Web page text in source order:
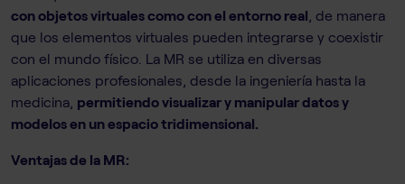
con objetos virtuales como con el entorno real , de manera
que los elementos virtuales pueden integrarse y coexistir
con el mundo físico. La MR se utiliza en diversas
aplicaciones profesionales, desde la ingeniería hasta la
medicina, permitiendo visualizar y manipular datos y
modelos en un espacio tridimensional.
Ventajas de la MR: